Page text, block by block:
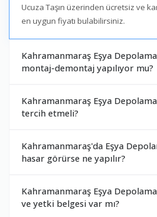
Ucuza Taşın üzerinden ücretsiz ve
en uygun fiyatı bulabilirsiniz.
Kahramanmaraş Eşya
montaj-demontaj yapılıyor mu?
Kahramanmaraş Eşya
tercih etmeli?
Kahramanmaraş'da Eşya
hasar görürse ne yapılır?
Kahramanmaraş Eşya
ve yetki belgesi var mı?